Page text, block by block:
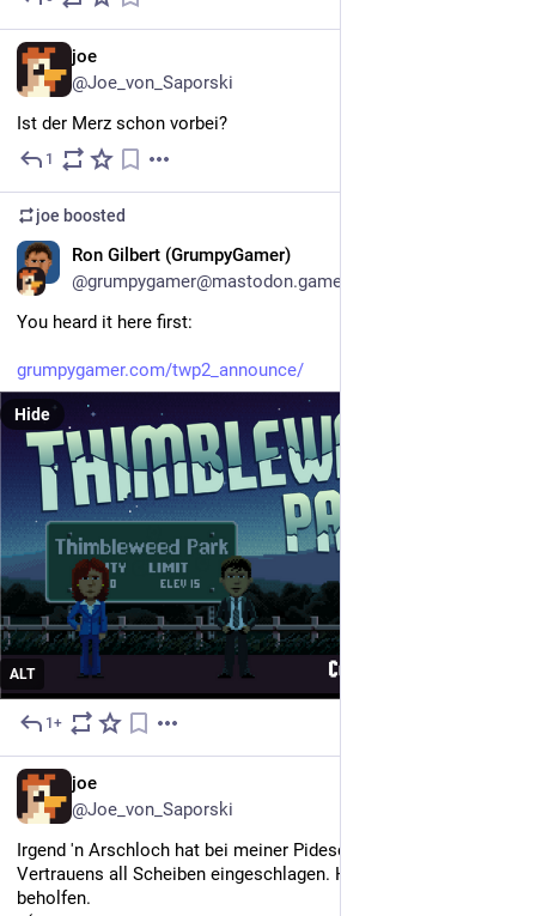
joe
@Joe_von_Saporski
Ist der Merz schon vorbei?
1
joe boosted
Ron Gilbert (GrumpyGamer)
@grumpygamer@mastodon.gamedev.place
You heard it here first:
grumpygamer.com/twp2_announce/
ALT
Hide
1+
joe
@Joe_von_Saporski
Irgend 'n Arschloch hat bei meiner Pideschmiede des
Vertrauens all Scheiben eingeschlagen. Haben sich mit MDF
beholfen.